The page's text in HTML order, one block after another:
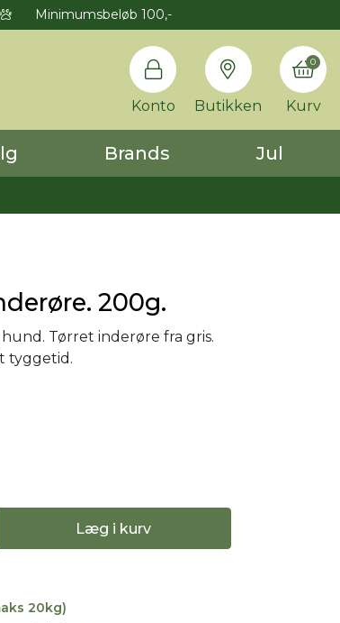
Minimumsbeløb 100,-
Konto Butikken Kurv
0
Brands Jul
200g.
Tørret inderøre fra gris.
tyggetid.
Læg i kurv
20kg)